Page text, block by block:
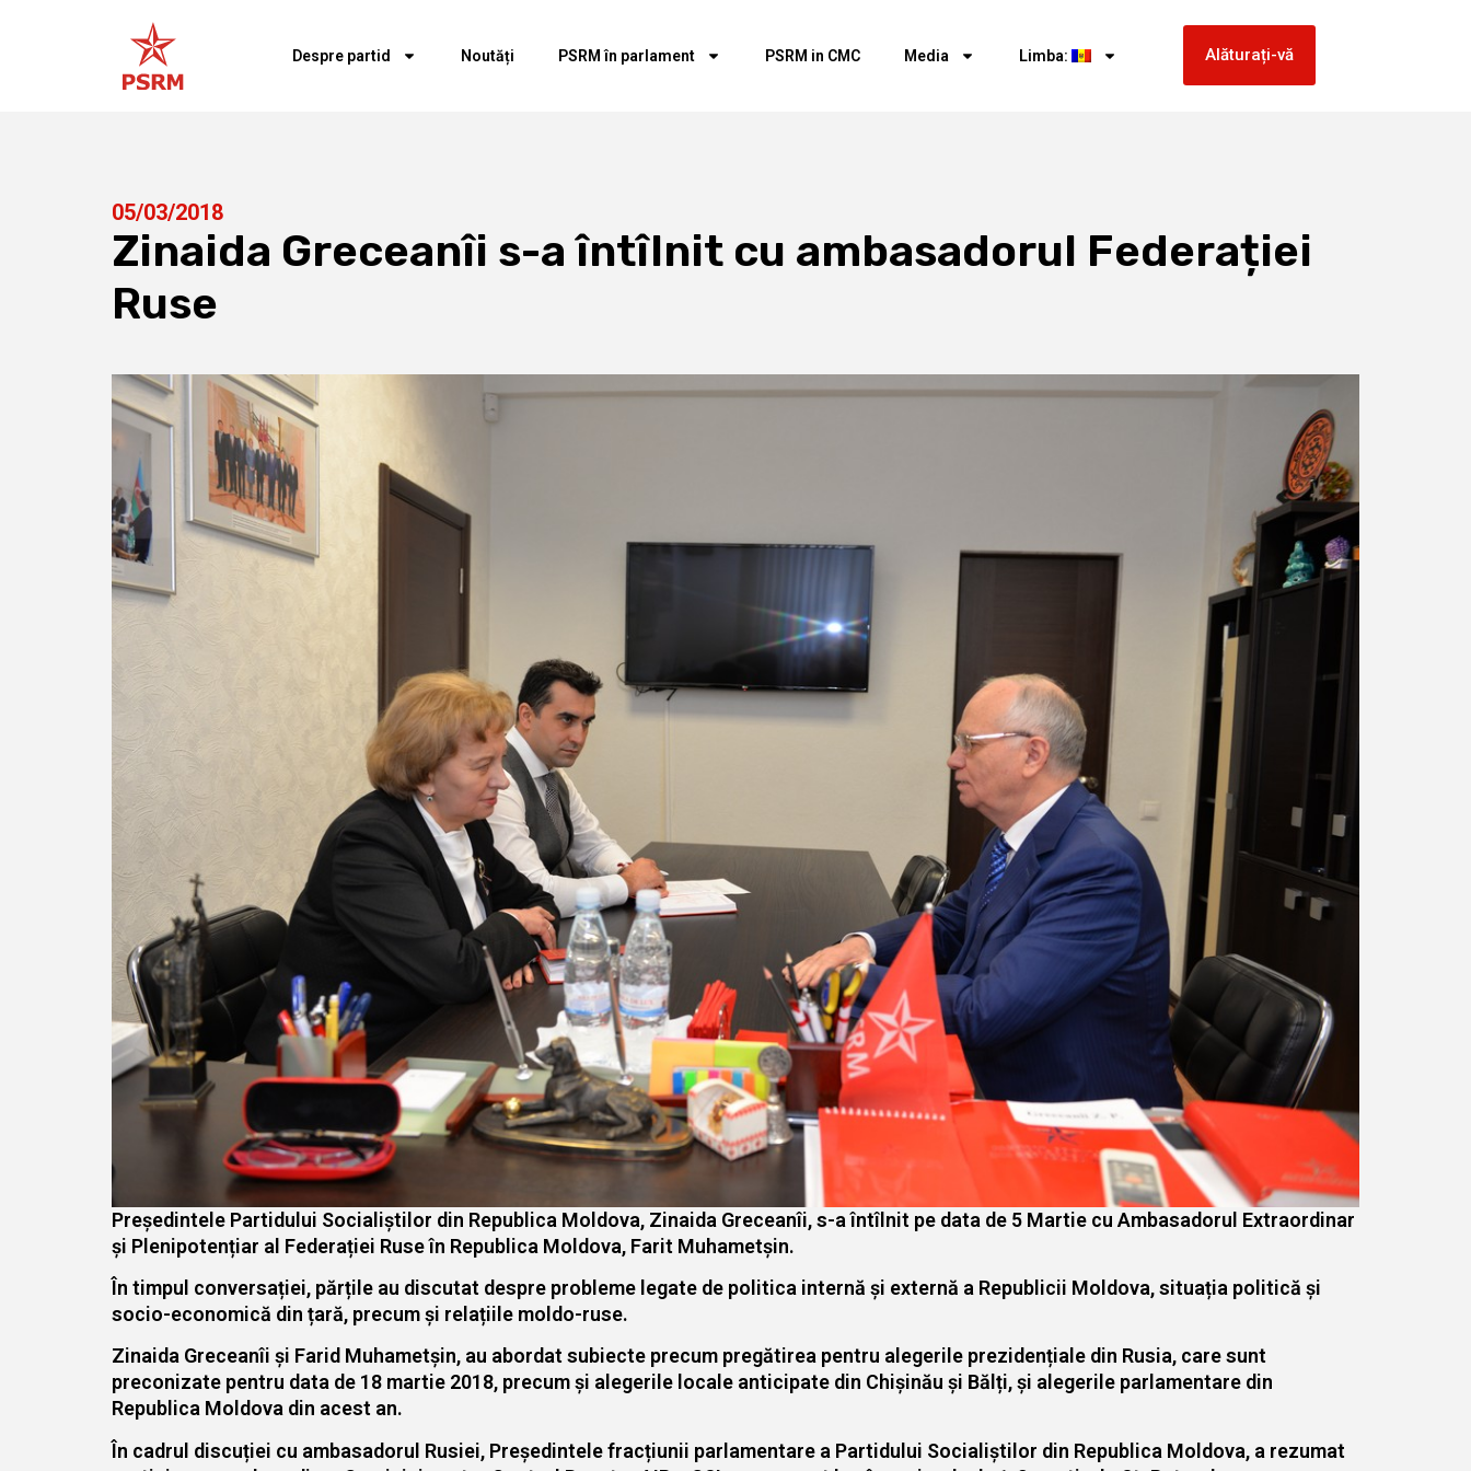
Despre partid Noutăți PSRM în parlament PSRM in CMC Media Limba: Alăturați-vă
05/03/2018
Zinaida Greceanîi s-a întîlnit cu ambasadorul Federației
Ruse
Președintele Partidului Socialiștilor din Republica Moldova, Zinaida Greceanîi, s-a întîlnit pe data de 5 Martie cu Ambasadorul Extraordinar
și Plenipotențiar al Federației Ruse în Republica Moldova, Farit Muhametșin.
În timpul conversației, părțile au discutat despre probleme legate de politica internă și externă a Republicii Moldova, situația politică și
socio-economică din țară, precum și relațiile moldo-ruse.
Zinaida Greceanîi și Farid Muhametșin, au abordat subiecte precum pregătirea pentru alegerile prezidențiale din Rusia, care sunt
preconizate pentru data de 18 martie 2018, precum și alegerile locale anticipate din Chișinău și Bălți, și alegerile parlamentare din
Republica Moldova din acest an.
În cadrul discuției cu ambasadorul Rusiei, Președintele fracțiunii parlamentare a Partidului Socialiștilor din Republica Moldova, a rezumat